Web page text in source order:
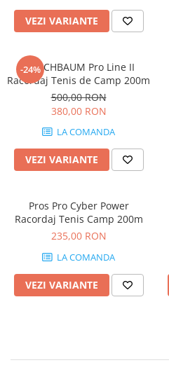
VEZI VARIANTE
-24%
KIRSCHBAUM Pro Line II
Racordaj Tenis de Camp 200m
500,00 RON
380,00 RON
LA COMANDA
VEZI VARIANTE
Pros Pro Cyber Power
Racordaj Tenis Camp 200m
235,00 RON
LA COMANDA
VEZI VARIANTE